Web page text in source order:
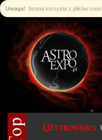
Uwaga! Strona korzysta z plików